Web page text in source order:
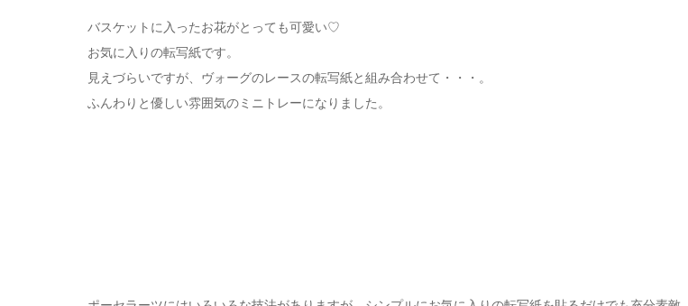
バスケットに入ったお花がとっても可愛い♡
お気に入りの転写紙です。
見えづらいですが、ヴォーグのレースの転写紙と組み合わせて・・・。
ふんわりと優しい雰囲気のミニトレーになりました。